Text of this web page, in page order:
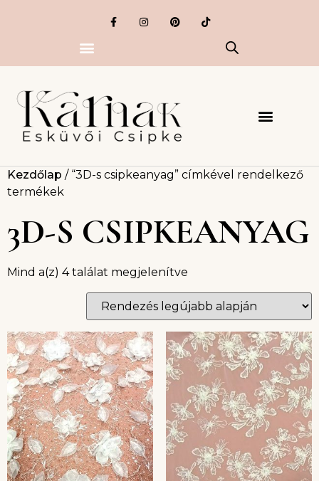
Kezdőlap / “3D-s csipkeanyag” címkével rendelkező
termékek
3D-S CSIPKEANYAG
Mind a(z) 4 találat megjelenítve